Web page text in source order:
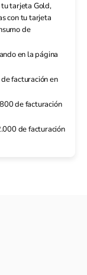
tu tarjeta Gold,
con tu tarjeta
de
en la página
facturación en
de facturación
de facturación